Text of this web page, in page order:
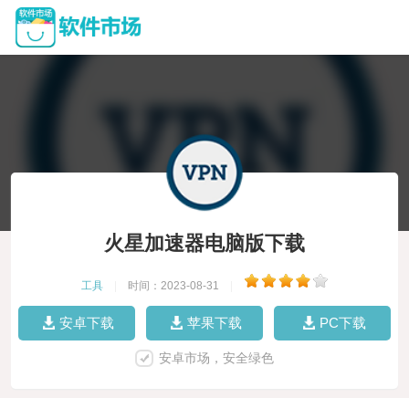
火星加速器电脑版下载
工具 时间：2023-08-31
安卓下载 苹果下载 PC下载
安卓市场，安全绿色